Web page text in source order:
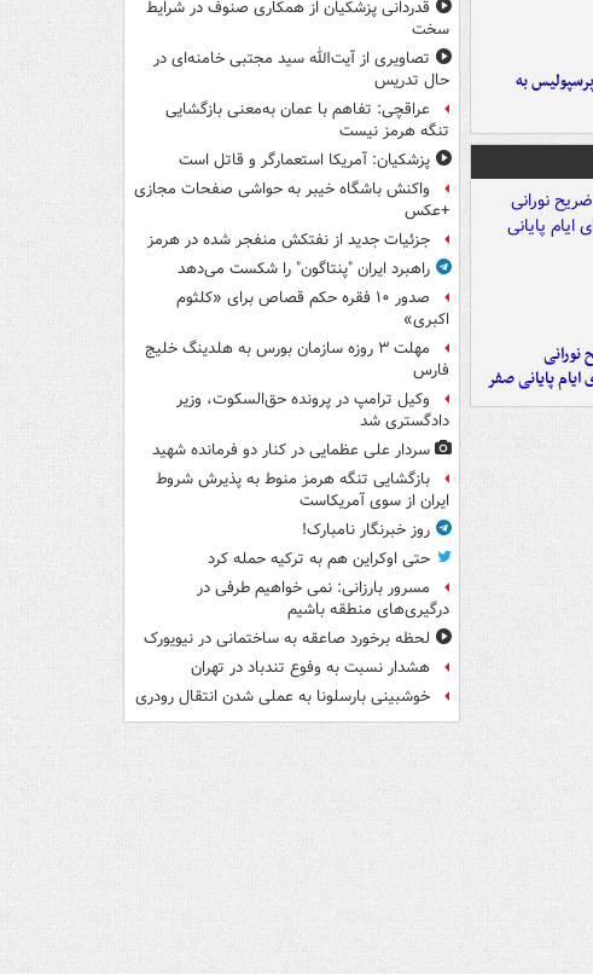
به
ایام پایانی صفر
قدردانی پزشکیان از همکاری صنوف در شرایط
سخت
تصاویری از آیت‌الله سید مجتبی خامنه‌ای در
حال تدریس
عراقچی: تفاهم با عمان به‌معنی بازگشایی
تنگه هرمز نیست
پزشکیان: آمریکا استعمارگر و قاتل است
واکنش باشگاه خیبر به حواشی صفحات مجازی
+عکس
جزئیات جدید از نفتکش منفجر شده در هرمز
راهبرد ایران "پنتاگون" را شکست می‌دهد
صدور ۱۰ فقره حکم قصاص برای «کلثوم
اکبری»
مهلت ۳ روزه سازمان بورس به هلدینگ خلیج
فارس
وکیل ترامپ در پرونده حق‌السکوت، وزیر
دادگستری شد
سردار علی عظمایی در کنار دو فرمانده شهید
بازگشایی تنگه هرمز منوط به پذیرش شروط
ایران از سوی آمریکاست
روز خبرنگار نامبارک!
حتی اوکراین هم به ترکیه حمله کرد
مسرور بارزانی: نمی خواهیم طرفی در
درگیری‌های منطقه باشیم
لحظه برخورد صاعقه به ساختمانی در نیویورک
هشدار نسبت به وفوع تندباد در تهران
خوشبینی بارسلونا به عملی شدن انتقال رودری